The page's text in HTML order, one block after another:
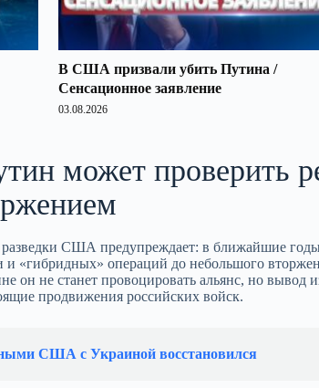
В США призвали убить Путина /
Сенсационное заявление
03.08.2026
может проверить
разведки США предупреждает: в ближайшие
«гибридных» операций до небольшого
он не станет провоцировать альянс, но вывод
продвижения российских войск.
США с Украиной восстановился